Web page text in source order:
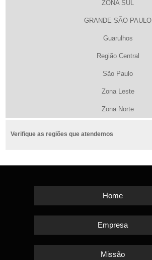
ZONA SUL
GRANDE SÃO PAULO
Guarulhos
Região Central
São Paulo
Zona Leste
Zona Norte
Verifique as regiões que atendemos
Home
Empresa
Missão